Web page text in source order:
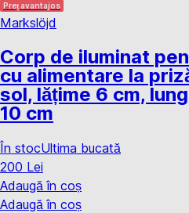
Preț avantajos
Markslöjd
Corp de iluminat
cu alimentare la
sol, lățime 6 cm,
10 cm
În stocUltima bucată
200 Lei
Adaugă în coș
Adaugă în coș